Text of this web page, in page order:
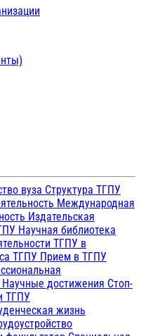
вуза Структура ТГПУ
Международная
Издательская
Научная библиотека
ТГПУ в
ТГПУ Прием в ТГПУ
Научные достижения Стоп-
ТГПУ
жизнь